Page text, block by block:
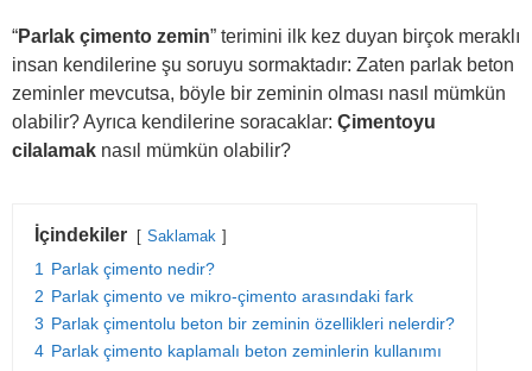
“Parlak çimento zemin” terimini ilk kez duyan birçok meraklı
insan kendilerine şu soruyu sormaktadır: Zaten parlak beton
zeminler mevcutsa, böyle bir zeminin olması nasıl mümkün
olabilir? Ayrıca kendilerine soracaklar: Çimentoyu
cilalamak nasıl mümkün olabilir?
İçindekiler Saklamak
1
Parlak çimento nedir?
2 Parlak çimento ve mikro-çimento arasındaki fark
3 Parlak çimentolu beton bir zeminin özellikleri nelerdir?
4 Parlak çimento kaplamalı beton zeminlerin kullanımı